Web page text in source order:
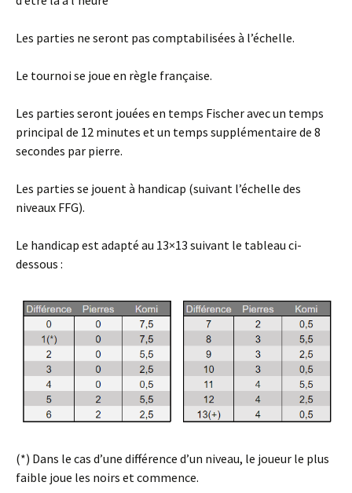
Les parties ne seront pas comptabilisées à l’échelle.
Le tournoi se joue en règle française.
Les parties seront jouées en temps Fischer avec un temps
principal de 12 minutes et un temps supplémentaire de 8
secondes par pierre.
Les parties se jouent à handicap (suivant l’échelle des
niveaux FFG).
Le handicap est adapté au 13×13 suivant le tableau ci-
dessous :
(*) Dans le cas d’une différence d’un niveau, le joueur le plus
faible joue les noirs et commence.